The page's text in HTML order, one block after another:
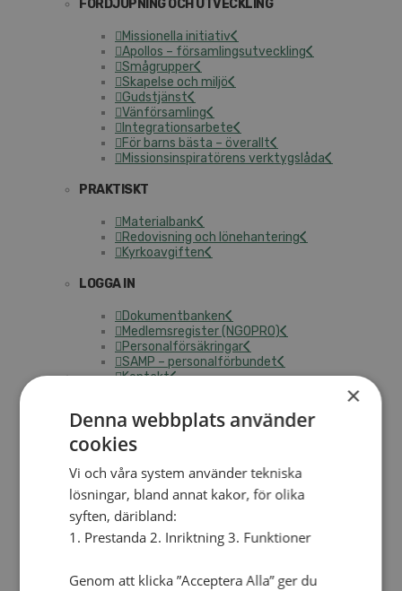
FÖRDJUPNING OCH UTVECKLING
Missionella initiativ
Apollos – församlingsutveckling
Smågrupper
Skapelse och miljö
Gudstjänst
Vänförsamling
Integrationsarbete
För barns bästa – överallt
Missionsinspiratörens verktygslåda
PRAKTISKT
Materialbank
Redovisning och lönehantering
Kyrkoavgiften
LOGGA IN
Dokumentbanken
Medlemsregister (NGOPRO)
Personalförsäkringar
SAMP – personalförbundet
Kontakt
SAU
FÖR FÖRSAMLINGAR
VAD VI GÖR
VAD VI GÖR
Här finns vi
×
Denna webbplats använder
cookies
Vi och våra system använder tekniska
lösningar, bland annat kakor, för olika
syften, däribland:
1. Prestanda 2. Inriktning 3. Funktioner
Genom att klicka ”Acceptera Alla” ger du